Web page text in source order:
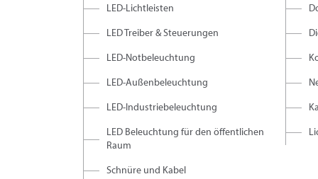
LED-Lichtleisten
LED Treiber & Steuerungen
LED-Notbeleuchtung
LED-Außenbeleuchtung
LED-Industriebeleuchtung
LED Beleuchtung für den öffentlichen
Raum
Schnüre und Kabel